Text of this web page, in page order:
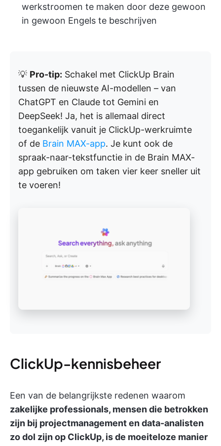
werkstroomen te maken door deze gewoon
in gewoon Engels te beschrijven
💡 Pro-tip: Schakel met ClickUp Brain
tussen de nieuwste AI-modellen – van
ChatGPT en Claude tot Gemini en
DeepSeek! Ja, het is allemaal direct
toegankelijk vanuit je ClickUp-werkruimte
of de Brain MAX-app. Je kunt ook de
spraak-naar-tekstfunctie in de Brain MAX-
app gebruiken om taken vier keer sneller uit
te voeren!
ClickUp-kennisbeheer
Een van de belangrijkste redenen waarom
zakelijke professionals, mensen die betrokken
zijn bij projectmanagement en data-analisten
zo dol zijn op ClickUp, is de moeiteloze manier